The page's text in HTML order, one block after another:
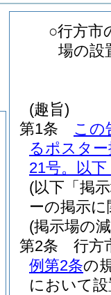
○行方市
場の設
(趣旨)
第1条
この
るポスタ
21号。以
(以下「掲
ーの掲示
(掲示場の
第2条
行方
例第2条の
において